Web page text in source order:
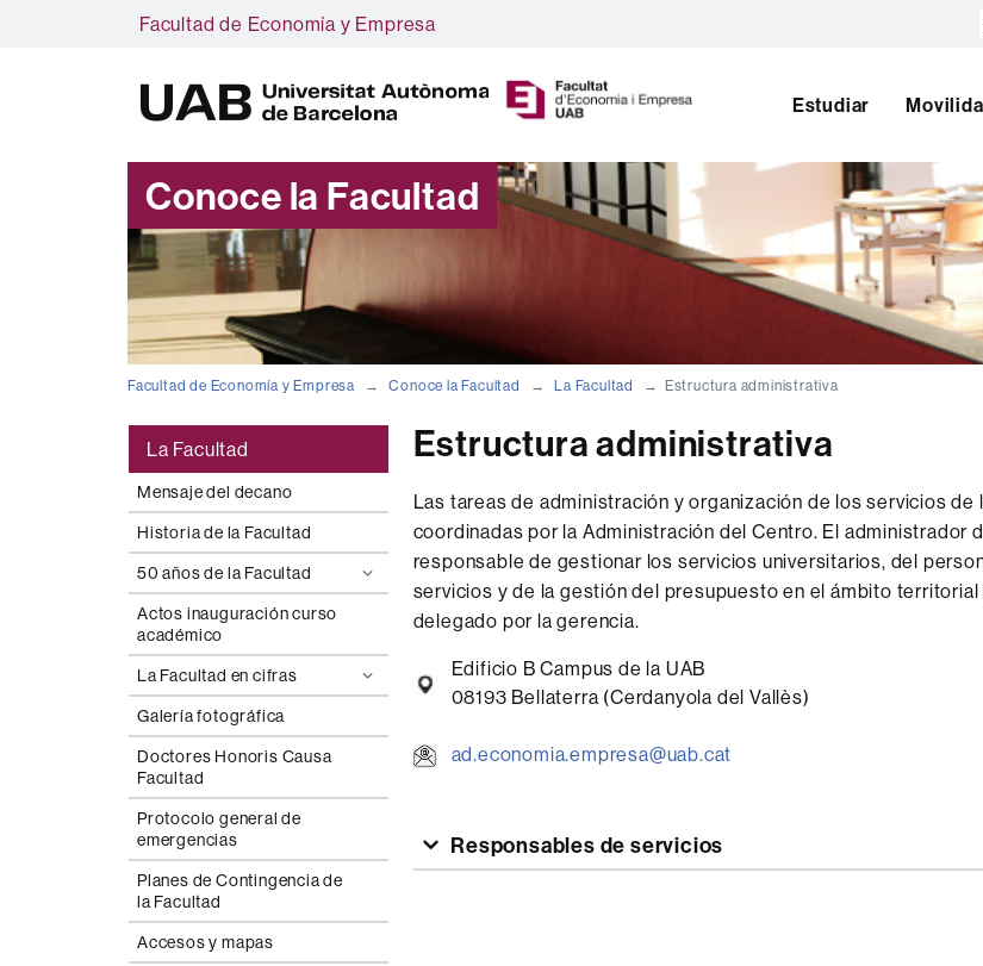
Facultad de Economía y Empresa
B
Estudiar
Conoce la Facultad
Facultad de Economía y Empresa Conoce la Facultad La Facultad Estructura administrativa
La Facultad
Mensaje del decano
Historia de la Facultad
50 años de la Facultad
Actos inauguración curso
académico
La Facultad en cifras
Galería fotográfica
Doctores Honoris Causa
Facultad
Protocolo general de
emergencias
Planes de Contingencia de
la Facultad
Accesos y mapas
Estructura administrativa
Las tareas de administración y organización de los servicios de
coordinadas por la Administración del Centro. El administrador
responsable de gestionar los servicios universitarios, del
servicios y de la gestión del presupuesto en el ámbito territorial
delegado por la gerencia.
Edificio B Campus de la UAB
08193 Bellaterra (Cerdanyola del Vallès)
ad.economia.empresa@uab.cat
Responsables de servicios